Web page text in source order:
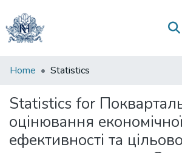
Communities
Collections
All of DSpace
Home Statistics
Statistics for
оцінювання
ефективності та